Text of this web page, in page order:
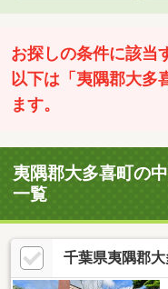
お探しの条件に該当
以下は「夷隅郡大多
ます。
夷隅郡大多喜町の
一覧
千葉県夷隅郡